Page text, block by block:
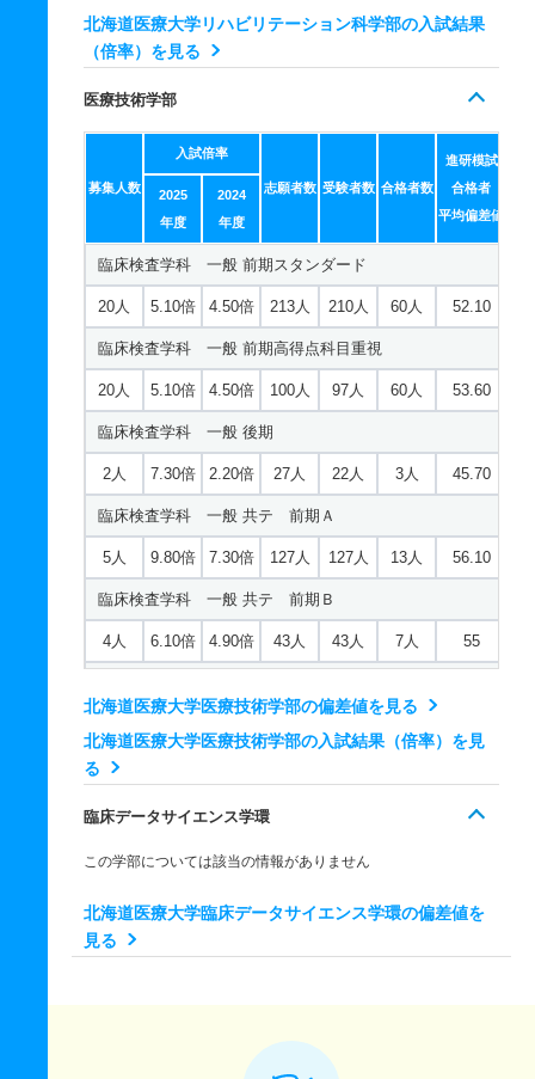
理学療法学科 推薦 学校推薦型一般
10人 1倍 1倍 11人 11人 11人 －
作業療法学科 一般 前期スタンダード
2.30倍 2.30倍
作業療法学科 一般 前期高得点科目重視
2.30倍 2.30倍
作業療法学科 一般 後期
2人 5倍 2倍 13人 10人 2人 －
作業療法学科 一般 共テ 前期Ａ
3人 1.30倍 1.50倍 76人 76人 58人 51.10
作業療法学科 一般 共テ 前期Ｂ
2人 1.10倍 1.20倍 34人 34人 31人 55.30
作業療法学科 一般 ニ 後期
2人 3.30倍 2倍 10人 10人 3人 －
作業療法学科 推薦 学校推薦型一般
5人 1倍 1.20倍 2人 2人 2人 －
13人 2.40倍 2.10倍 111人 108人 65人 54
言語聴覚療法学科 一般 前期高得点科目重視
13人 2.40倍 2.10倍 48.10
言語聴覚療法学科 一般 後期
2人 1.20倍 1倍 5人 －
言語聴覚療法学科 一般 共テ 前期Ａ
1.50倍 27人
北海道医療大学リハビリテーション科学部の入試結果
（倍率）を見る
医療技術学部
募集人数
入試倍率
志願者数 受験者数 合格者数
進研模試
合格者
平均偏差値
2025
年度
2024
年度
臨床検査学科 一般 前期スタンダード
20人 5.10倍 4.50倍 213人 210人 60人 52.10
臨床検査学科 一般 前期高得点科目重視
20人 5.10倍 4.50倍 100人 97人 60人 53.60
臨床検査学科 一般 後期
2人 7.30倍 2.20倍 27人 22人 3人 45.70
臨床検査学科 一般 共テ 前期Ａ
5人 9.80倍 7.30倍 127人 127人 13人 56.10
臨床検査学科 一般 共テ 前期Ｂ
4人 6.10倍 4.90倍 43人 43人 7人 55
臨床検査学科 推薦 学校推薦型一般
5人 3.20倍 1.40倍 50.60
北海道医療大学医療技術学部の偏差値を見る
北海道医療大学医療技術学部の入試結果（倍率）を見
る
臨床データサイエンス学環
この学部については該当の情報がありません
北海道医療大学臨床データサイエンス学環の偏差値を
見る